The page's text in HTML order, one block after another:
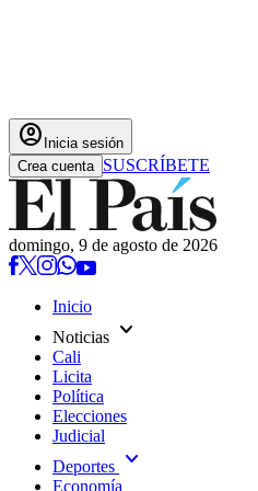
account_circle Inicia sesión
Crea cuenta SUSCRÍBETE
domingo, 9 de agosto de 2026
Inicio
Noticias expand_more
Cali
Licita
Política
Elecciones
Judicial
Deportes expand_more
Economía